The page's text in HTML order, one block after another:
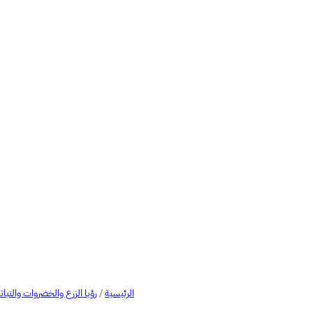
الرئيسية/رؤيا الزرع والخضروات